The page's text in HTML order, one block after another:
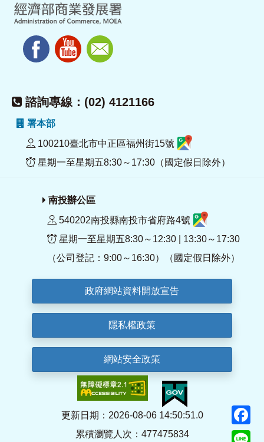
諮詢專線：(02) 4121166
署本部
100210臺北市中正區福州街15號
星期一至星期五8:30～17:30（國定假日除外）
南投辦公區
540202南投縣南投市省府路4號
星期一至星期五8:30～12:30 | 13:30～17:30
（公司登記：9:00～16:30）（國定假日除外）
政府網站資料開放宣告
隱私權政策
網站安全政策
更新日期：2026-08-06 14:50:51.0
累積瀏覽人次：477475834